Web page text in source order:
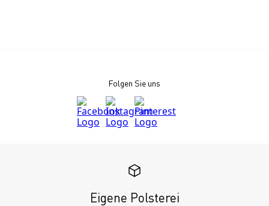
Folgen Sie uns
Eigene Polsterei